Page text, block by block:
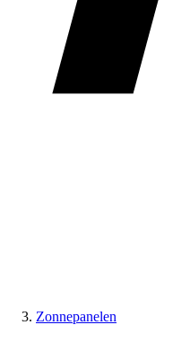
Zonnepanelen